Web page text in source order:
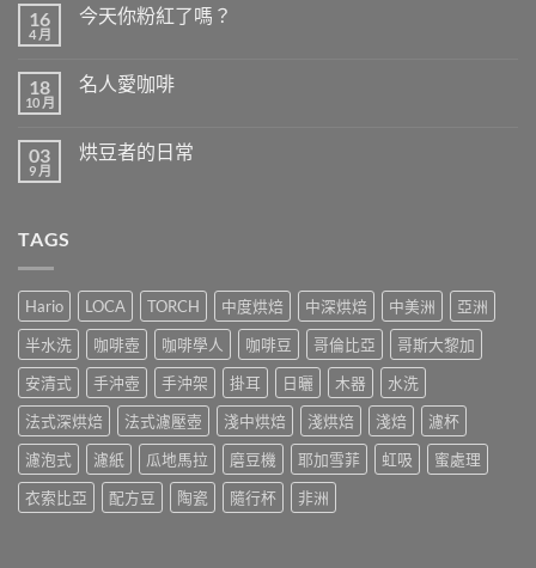
的
潘
16
4 月
今天你粉紅了嗎？
你
嗎？〉
中
留
言
18
10 月
名人愛咖啡
愛
留
言
03
9 月
烘豆者的日常
TAGS
Hario LOCA TORCH 中度烘焙 中深烘焙 中美洲
亞洲
半水洗
咖啡壺 咖啡學人 咖啡豆 哥倫比亞
哥斯大黎加
安清式
手沖壺 手沖架 掛耳 日曬 木器
水洗
法式深烘焙
法式濾壓壺 淺中烘焙 淺烘焙 淺焙
濾杯
濾泡式
濾紙 瓜地馬拉 磨豆機 耶加雪菲 虹吸
蜜處理
衣索比亞
配方豆 陶瓷 隨行杯 非洲